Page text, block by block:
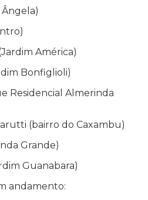
América)
Bonfiglioli)
Residencial Almerinda
(bairro do Caxambu)
Grande)
Guanabara)
andamento: